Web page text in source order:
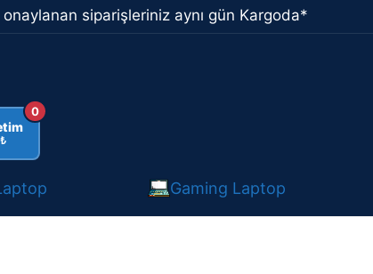
siparişleriniz aynı gün Kargoda*
₺
0
Gaming Laptop